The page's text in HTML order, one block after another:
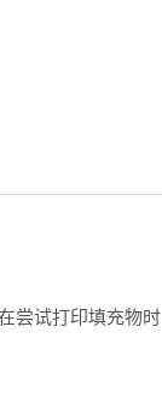
尝试打印填充物时